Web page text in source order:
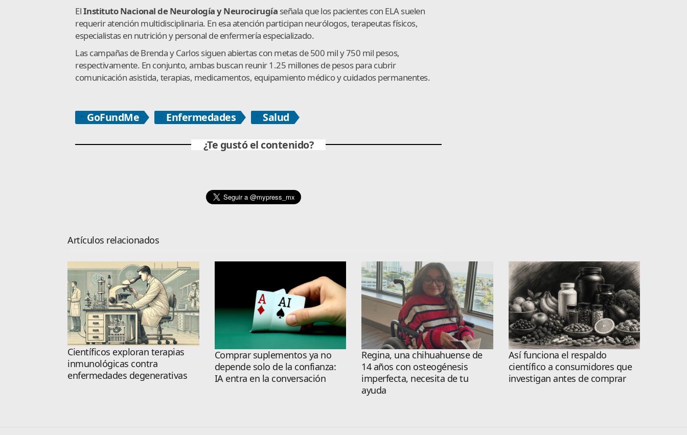
ElInstituto Nacional de Neurología y Neurocirugía señala que los pacientes con ELA suelen
requerir atención multidisciplinaria. En esa atención participan neurólogos, terapeutas físicos,
especialistas en nutrición y personal de enfermería especializado.
Las campañas de Brenda y Carlos siguen abiertas con metas de 500 mil y 750 mil pesos,
respectivamente. En conjunto, ambas buscan reunir 1.25 millones de pesos para cubrir
comunicación asistida, terapias, medicamentos, equipamiento médico y cuidados permanentes.
GoFundMe Enfermedades
Salud
¿Te gustó el contenido?
Artículos relacionados
Científicos exploran terapias
inmunológicas contra
enfermedades degenerativas
Comprar suplementos ya no
depende solo de la confianza:
IA entra en la conversación
Regina, una chihuahuense de
14 años con osteogénesis
imperfecta, necesita de tu
ayuda
Así funciona el respaldo
científico a consumidores que
investigan antes de comprar